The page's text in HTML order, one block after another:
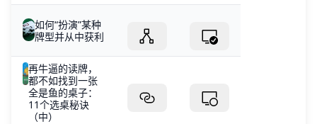
如何“扮演”某种
牌型并从中获利
再牛逼的读牌，
都不如找到一张
全是鱼的桌子：
11个选桌秘诀
（中）